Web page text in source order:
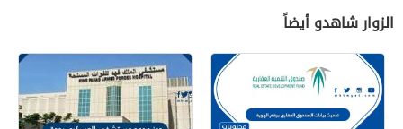
الزوار شاهدو أيضاً